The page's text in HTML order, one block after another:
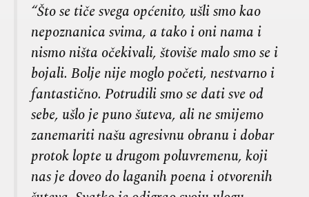
“Što se tiče svega općenito, ušli smo kao
nepoznanica svima, a tako i oni nama i
nismo ništa očekivali, štoviše malo smo se i
bojali. Bolje nije moglo početi, nestvarno i
fantastično. Potrudili smo se dati sve od
sebe, ušlo je puno šuteva, ali ne smijemo
zanemariti našu agresivnu obranu i dobar
protok lopte u drugom poluvremenu, koji
nas je doveo do laganih poena i otvorenih